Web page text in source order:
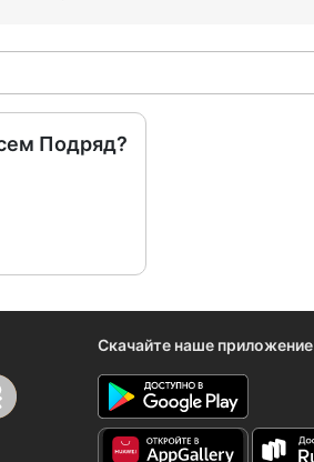
Подряд?
Скачайте наше приложение